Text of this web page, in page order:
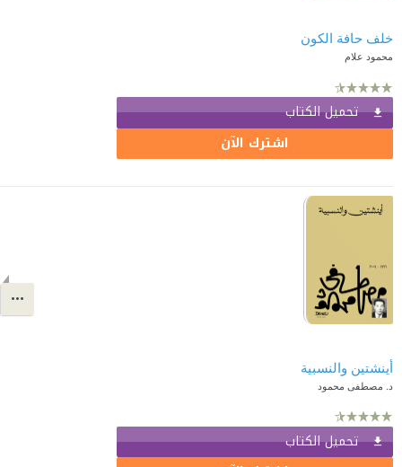
خلف حافة الكون
محمود علام
تحميل الكتاب
اشترك الآن
أينشتين والنسبية
د. مصطفى محمود
تحميل الكتاب